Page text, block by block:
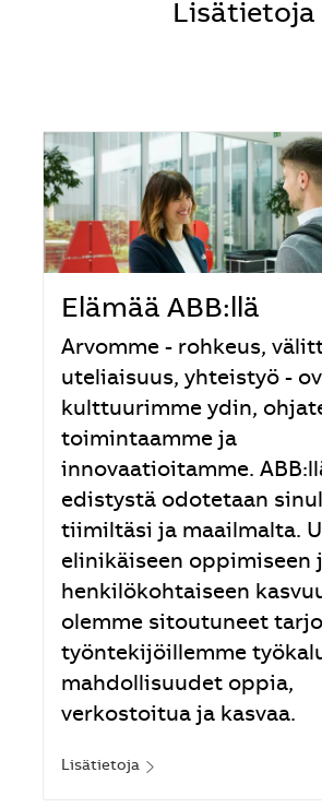
Lisätietoja
Elämää ABB:llä
Arvomme - rohkeus,
uteliaisuus, yhteistyö -
kulttuurimme ydin,
toimintaamme ja
innovaatioitamme.
edistystä odotetaan
tiimiltäsi ja maailmalta.
elinikäiseen oppimiseen
henkilökohtaiseen
olemme sitoutuneet
työntekijöillemme
mahdollisuudet oppia,
verkostoitua ja kasvaa.
Lisätietoja